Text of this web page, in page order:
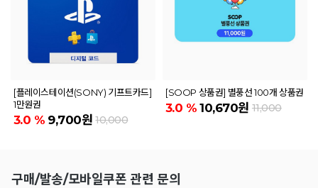
[플레이스테이션(SONY) 기프트카드]
1만원권
3.0 % 9,700원 10,000
[SOOP 상품권] 별풍선 100개 상품권
3.0 % 10,670원 11,000
구매/발송/모바일쿠폰 관련 문의